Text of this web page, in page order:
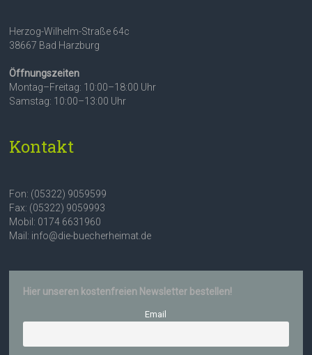
Herzog-Wilhelm-Straße 64c
38667 Bad Harzburg
Öffnungszeiten
Montag–Freitag: 10:00–18:00 Uhr
Samstag: 10:00–13:00 Uhr
Kontakt
Fon: (05322) 9059599
Fax: (05322) 9059993
Mobil: 0174 6631960
Mail: info@die-buecherheimat.de
Hier unseren kostenfreien Newsletter bestellen!
Email